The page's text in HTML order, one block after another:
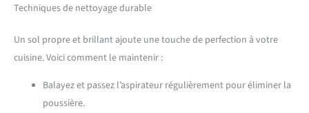
Techniques de nettoyage durable
Un sol propre et brillant ajoute une touche de perfection à votre
cuisine. Voici comment le maintenir :
Balayez et passez l’aspirateur régulièrement pour éliminer la
poussière.